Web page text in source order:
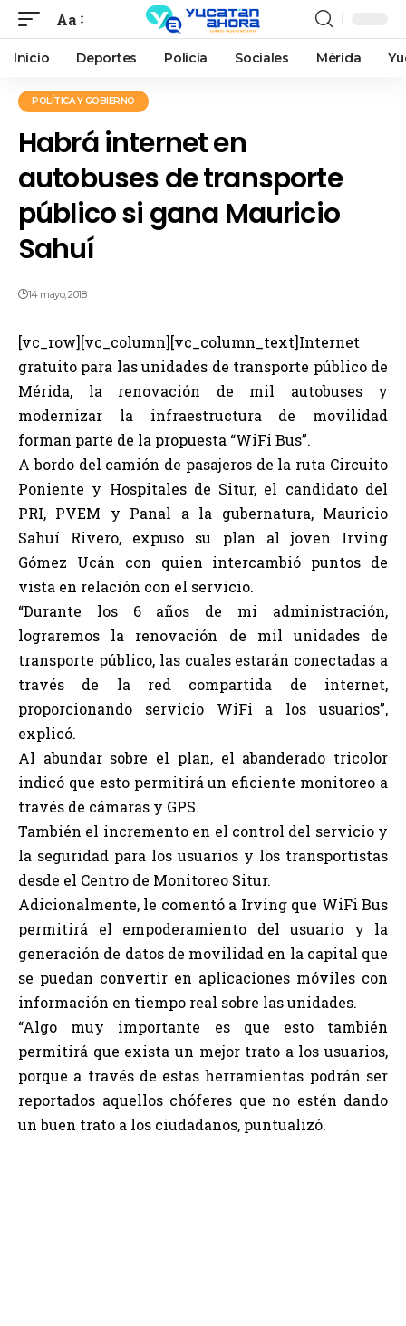
Aa
Inicio Deportes Policía Sociales Mérida
POLÍTICA Y GOBIERNO
Habrá internet en
autobuses de transporte
público si gana Mauricio
Sahuí
14 mayo, 2018
[vc_row][vc_column][vc_column_text]Internet
gratuito para las unidades de transporte público de
Mérida, la renovación de mil autobuses y
modernizar la infraestructura de movilidad
forman parte de la propuesta “WiFi Bus”.
A bordo del camión de pasajeros de la ruta Circuito
Poniente y Hospitales de Situr, el candidato del
PRI, PVEM y Panal a la gubernatura, Mauricio
Sahuí Rivero, expuso su plan al joven Irving
Gómez Ucán con quien intercambió puntos de
vista en relación con el servicio.
“Durante los 6 años de mi administración,
lograremos la renovación de mil unidades de
transporte público, las cuales estarán conectadas a
través de la red compartida de internet,
proporcionando servicio WiFi a los usuarios”,
explicó.
Al abundar sobre el plan, el abanderado tricolor
indicó que esto permitirá un eficiente monitoreo a
través de cámaras y GPS.
También el incremento en el control del servicio y
la seguridad para los usuarios y los transportistas
desde el Centro de Monitoreo Situr.
Adicionalmente, le comentó a Irving que WiFi Bus
permitirá el empoderamiento del usuario y la
generación de datos de movilidad en la capital que
se puedan convertir en aplicaciones móviles con
información en tiempo real sobre las unidades.
“Algo muy importante es que esto también
permitirá que exista un mejor trato a los usuarios,
porque a través de estas herramientas podrán ser
reportados aquellos chóferes que no estén dando
un buen trato a los ciudadanos, puntualizó.